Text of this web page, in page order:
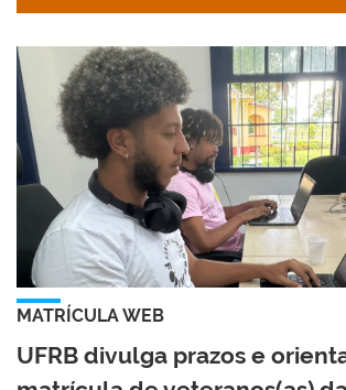
MATRÍCULA WEB
UFRB divulga prazos e